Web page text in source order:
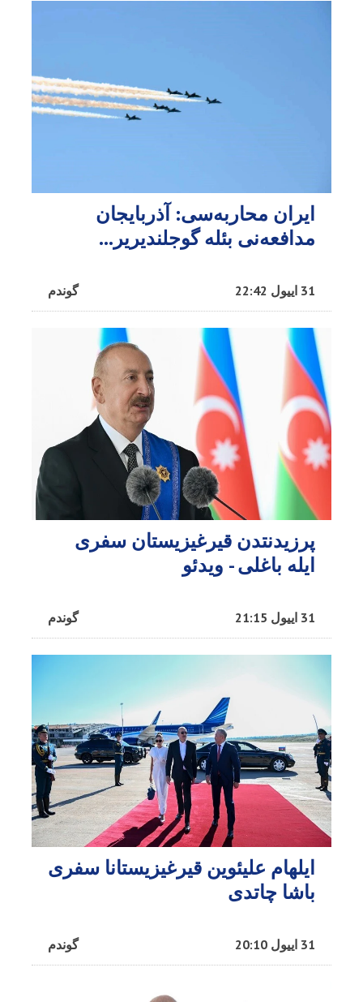
ایران محاربه‌سی: آذربایجان
مدافعه‌نی بئله گوجلندیریر...
گوندم 31 اییول 22:42
پرزیدنتدن قیرغیزیستان سفری
ایله باغلی - ویدئو
گوندم 31 اییول 21:15
ایلهام علیئوین قیرغیزیستانا سفری
باشا چاتدی
گوندم 31 اییول 20:10